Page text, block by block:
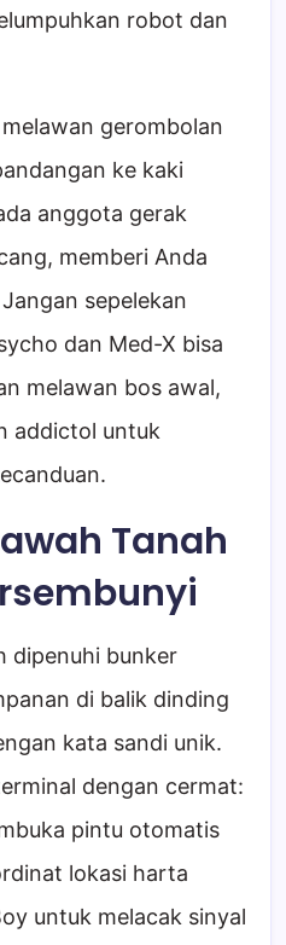
robot dan
gerombolan
ke kaki
anggota gerak
memberi Anda
sepelekan
dan Med-X bisa
melawan bos awal,
addictol untuk
Tanah
dipenuhi bunker
di balik dinding
kata sandi unik.
dengan cermat:
pintu otomatis
lokasi harta
untuk melacak sinyal